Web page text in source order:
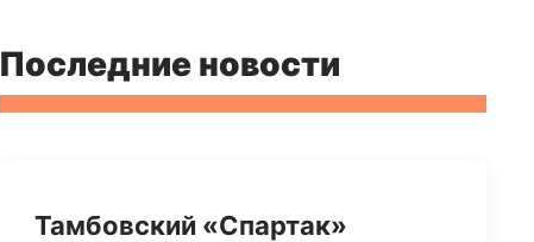
Последние новости
Тамбовский «Спартак»